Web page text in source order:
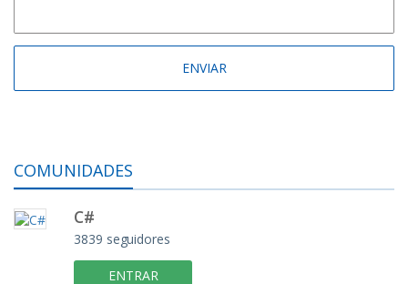
COMUNIDADES
C#
3839 seguidores
ENTRAR